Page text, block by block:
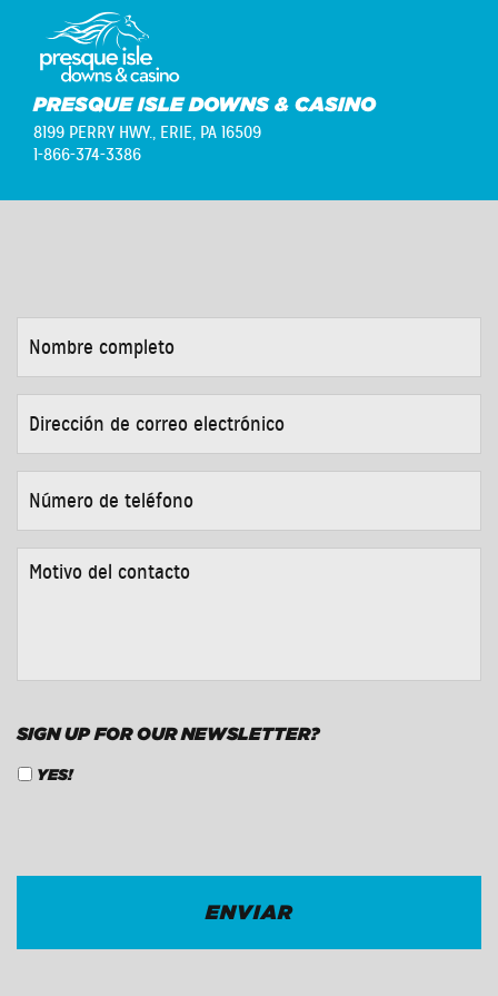
PRESQUE ISLE DOWNS & CASINO
8199 PERRY HWY., ERIE, PA 16509
1-866-374-3386
COMPLETO *
DE
CORREO
ELECTRÓNICO *
DE
TELÉFONO *
DEL
SIGN UP FOR OUR NEWSLETTER?
YES!